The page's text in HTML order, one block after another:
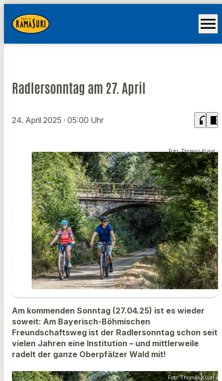
menu
Radlersonntag am 27. April
24. April 2025 · 05:00 Uhr headphones chrome_reader_mode
Foto: Thomas Kujat
Am kommenden Sonntag (27.04.25) ist es wieder
soweit: Am Bayerisch-Böhmischen
Freundschaftsweg ist der Radlersonntag schon seit
vielen Jahren eine Institution – und mittlerweile
radelt der ganze Oberpfälzer Wald mit!
Foto: Thomas Kujat